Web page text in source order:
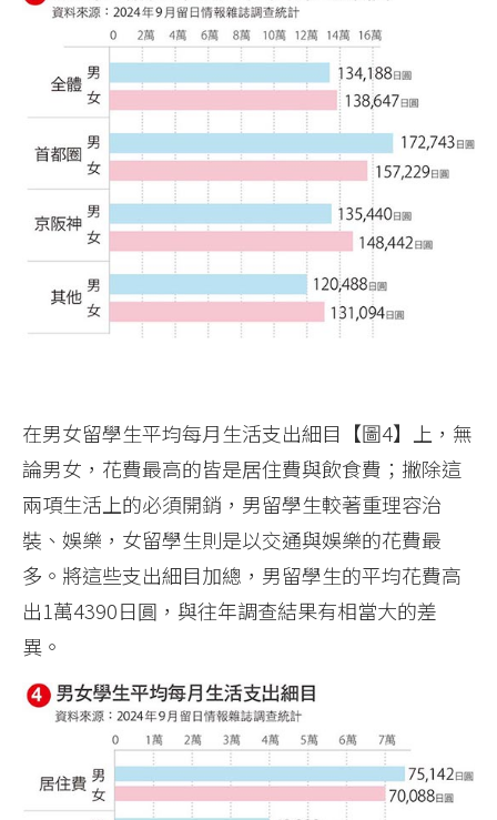
在男女留學生平均每月生活支出細目【圖4】上，無
論男女，花費最高的皆是居住費與飲食費；撇除這
兩項生活上的必須開銷，男留學生較著重理容治
裝、娛樂，女留學生則是以交通與娛樂的花費最
多。將這些支出細目加總，男留學生的平均花費高
出1萬4390日圓，與往年調查結果有相當大的差
異。